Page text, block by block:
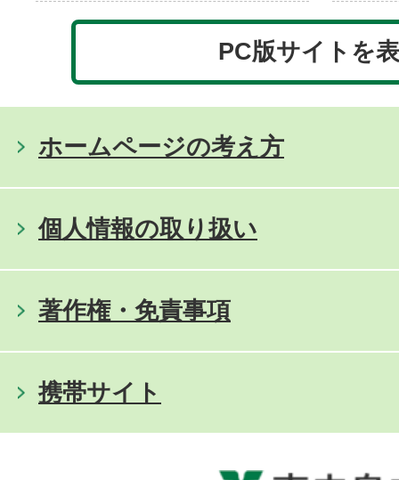
PC版サイトを
ホームページの考え方
個人情報の取り扱い
著作権・免責事項
携帯サイト